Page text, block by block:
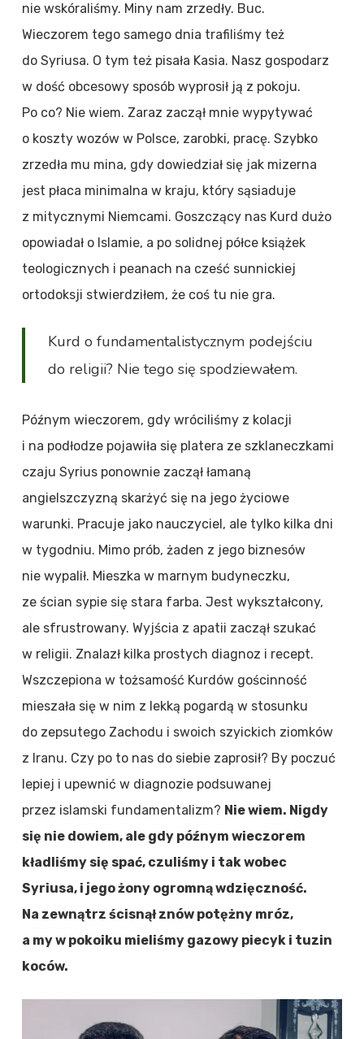
nie wskóraliśmy. Miny nam zrzedły. Buc.
Wieczorem tego samego dnia trafiliśmy też
do Syriusa. O tym też pisała Kasia. Nasz gospodarz
w dość obcesowy sposób wyprosił ją z pokoju.
Po co? Nie wiem. Zaraz zaczął mnie wypytywać
o koszty wozów w Polsce, zarobki, pracę. Szybko
zrzedła mu mina, gdy dowiedział się jak mizerna
jest płaca minimalna w kraju, który sąsiaduje
z mitycznymi Niemcami. Goszczący nas Kurd dużo
opowiadał o Islamie, a po solidnej półce książek
teologicznych i peanach na cześć sunnickiej
ortodoksji stwierdziłem, że coś tu nie gra.
Kurd o fundamentalistycznym podejściu
do religii? Nie tego się spodziewałem.
Późnym wieczorem, gdy wróciliśmy z kolacji
i na podłodze pojawiła się platera ze szklaneczkami
czaju Syrius ponownie zaczął łamaną
angielszczyzną skarżyć się na jego życiowe
warunki. Pracuje jako nauczyciel, ale tylko kilka dni
w tygodniu. Mimo prób, żaden z jego biznesów
nie wypalił. Mieszka w marnym budyneczku,
ze ścian sypie się stara farba. Jest wykształcony,
ale sfrustrowany. Wyjścia z apatii zaczął szukać
w religii. Znalazł kilka prostych diagnoz i recept.
Wszczepiona w tożsamość Kurdów gościnność
mieszała się w nim z lekką pogardą w stosunku
do zepsutego Zachodu i swoich szyickich ziomków
z Iranu. Czy po to nas do siebie zaprosił? By poczuć
lepiej i upewnić w diagnozie podsuwanej
przez islamski fundamentalizm? Nie wiem. Nigdy
się nie dowiem, ale gdy późnym wieczorem
kładliśmy się spać, czuliśmy i tak wobec
Syriusa, i jego żony ogromną wdzięczność.
Na zewnątrz ścisnął znów potężny mróz,
a my w pokoiku mieliśmy gazowy piecyk i tuzin
koców.